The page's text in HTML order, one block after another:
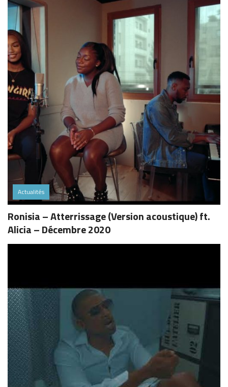
Actualités
Ronisia – Atterrissage (Version acoustique) ft.
Alicia – Décembre 2020